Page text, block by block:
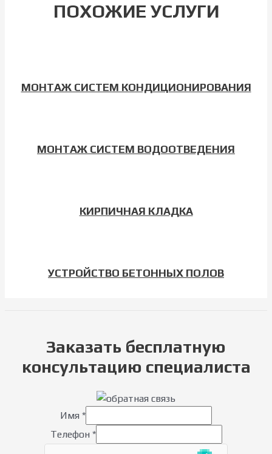
ПОХОЖИЕ УСЛУГИ
МОНТАЖ СИСТЕМ КОНДИЦИОНИРОВАНИЯ
МОНТАЖ СИСТЕМ ВОДООТВЕДЕНИЯ
КИРПИЧНАЯ КЛАДКА
УСТРОЙСТВО БЕТОННЫХ ПОЛОВ
Заказать бесплатную
консультацию специалиста
Имя *
Телефон *